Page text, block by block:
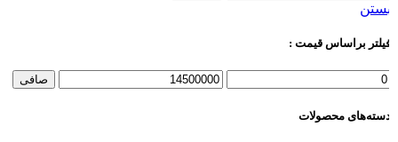
براساس قیمت :
صافی
محصولات